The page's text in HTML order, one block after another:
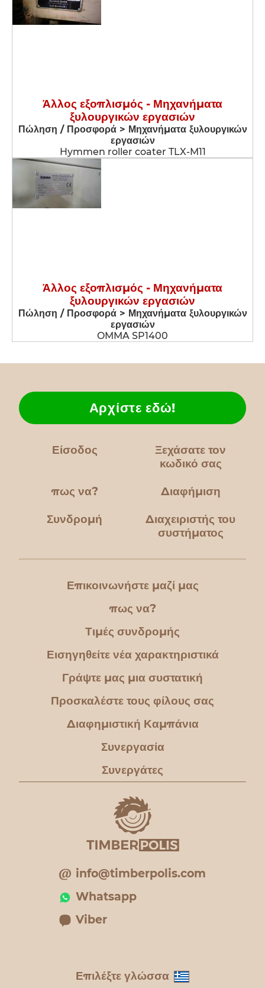
Άλλος εξοπλισμός - Μηχανήματα
ξυλουργικών εργασιών
Πώληση / Προσφορά > Μηχανήματα ξυλουργικών
εργασιών
Hymmen roller coater TLX-M11
Άλλος εξοπλισμός - Μηχανήματα
ξυλουργικών εργασιών
Πώληση / Προσφορά > Μηχανήματα ξυλουργικών
εργασιών
OMMA SP1400
Είσοδος
Ξεχάσατε τον
κωδικό σας
πως να?
Αρχίστε εδώ!
Διαφήμιση
Συνδρομή
Διαχειριστής του
συστήματος
Επικοινωνήστε μαζί μας
πως να?
Τιμές συνδρομής
Εισηγηθείτε νέα χαρακτηριστικά
Γράψτε μας μια συστατική
Προσκαλέστε τους φίλους σας
Διαφημιστική Καμπάνια
Συνεργασία
Συνεργάτες
info@timberpolis.com
Whatsapp
Viber
Επιλέξτε γλώσσα